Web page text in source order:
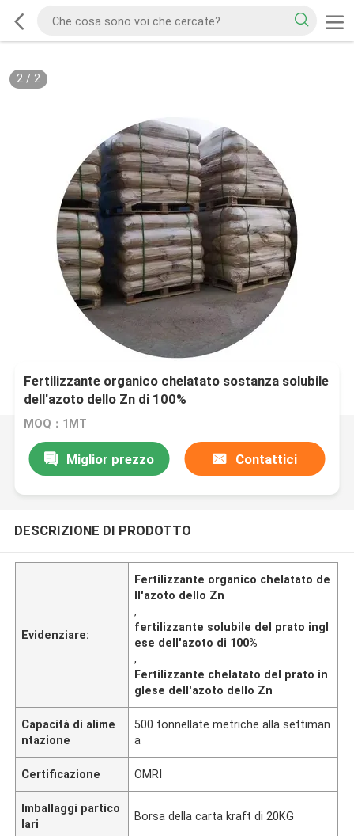
2/ 2
Fertilizzante organico chelatato sostanza solubile
dell'azoto dello Zn di 100%
MOQ：1MT
Miglior prezzo Contattici
DESCRIZIONE DI PRODOTTO
Evidenziare:
Fertilizzante organico chelatato de
ll'azoto dello Zn
,
fertilizzante solubile del prato ingl
ese dell'azoto di 100%
,
Fertilizzante chelatato del prato in
glese dell'azoto dello Zn
Capacità di alime
ntazione
500 tonnellate metriche alla settiman
a
Certificazione OMRI
Imballaggi partico
lari
Borsa della carta kraft di 20KG